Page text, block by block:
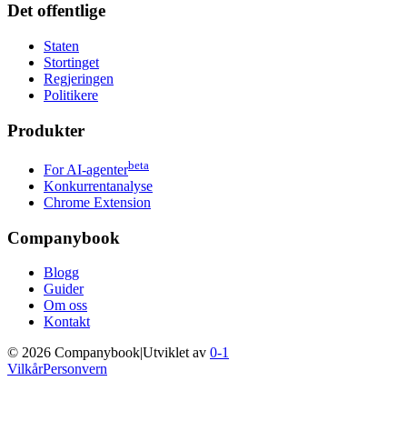
Det offentlige
Staten
Stortinget
Regjeringen
Politikere
Produkter
For AI-agenterbeta
Konkurrentanalyse
Chrome Extension
Companybook
Blogg
Guider
Om oss
Kontakt
© 2026 Companybook|Utviklet av 0-1
VilkårPersonvern